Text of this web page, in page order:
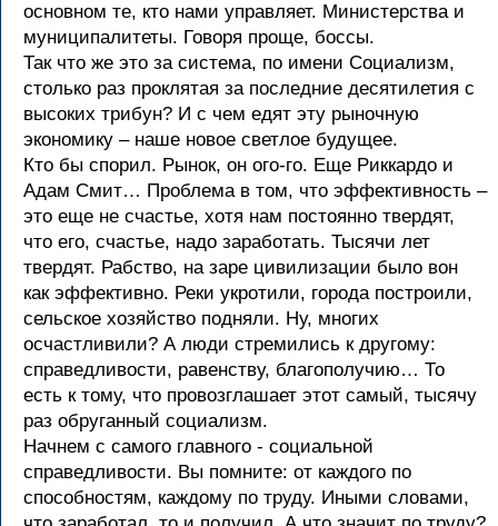
основном те, кто нами управляет. Министерства и
муниципалитеты. Говоря проще, боссы.
Так что же это за система, по имени Социализм,
столько раз проклятая за последние десятилетия с
высоких трибун? И с чем едят эту рыночную
экономику – наше новое светлое будущее.
Кто бы спорил. Рынок, он ого-го. Еще Риккардо и
Адам Смит… Проблема в том, что эффективность –
это еще не счастье, хотя нам постоянно твердят,
что его, счастье, надо заработать. Тысячи лет
твердят. Рабство, на заре цивилизации было вон
как эффективно. Реки укротили, города построили,
сельское хозяйство подняли. Ну, многих
осчастливили? А люди стремились к другому:
справедливости, равенству, благополучию… То
есть к тому, что провозглашает этот самый, тысячу
раз обруганный социализм.
Начнем с самого главного - социальной
справедливости. Вы помните: от каждого по
способностям, каждому по труду. Иными словами,